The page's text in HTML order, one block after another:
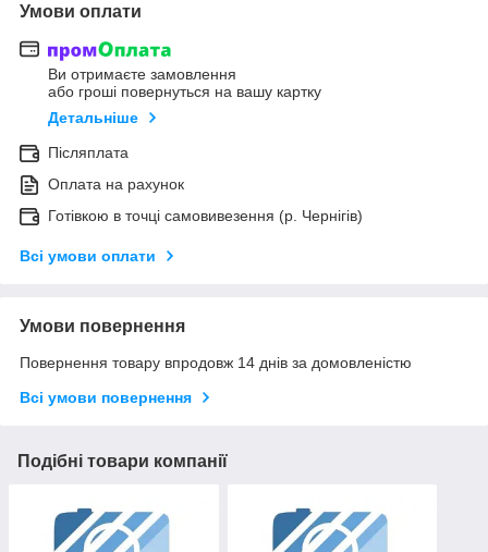
Умови оплати
Ви отримаєте замовлення
або гроші повернуться на вашу картку
Детальніше
Післяплата
Оплата на рахунок
Готівкою в точці самовивезення (р. Чернігів)
Всі умови оплати
Умови повернення
Повернення товару впродовж 14 днів за домовленістю
Всі умови повернення
Подібні товари компанії